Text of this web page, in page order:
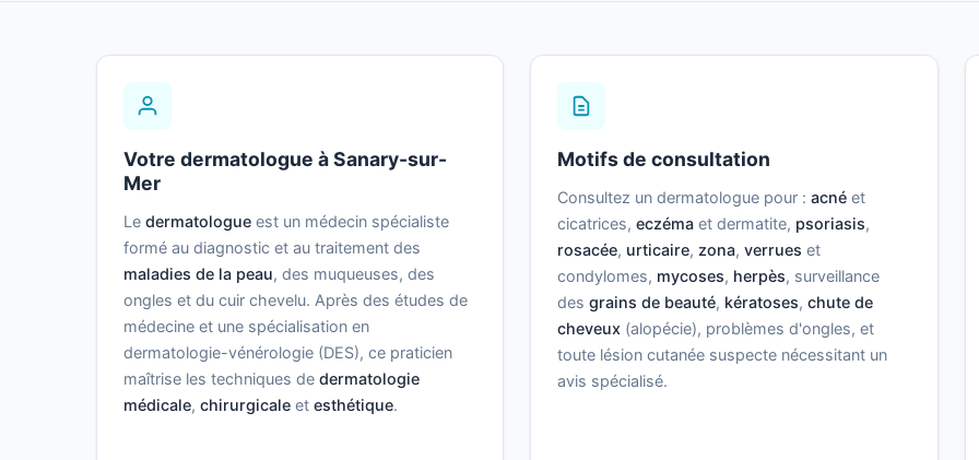
Votre dermatologue à Sanary-sur-
Mer
Le dermatologue est un médecin spécialiste
formé au diagnostic et au traitement des
maladies de la peau, des muqueuses, des
ongles et du cuir chevelu. Après des études de
médecine et une spécialisation en
dermatologie-vénérologie (DES), ce praticien
maîtrise les techniques de dermatologie
médicale, chirurgicale et esthétique.
Motifs de consultation
Consultez un dermatologue pour :acné et
cicatrices,eczéma et dermatite, psoriasis,
rosacée, urticaire, zona,verrues et
condylomes, mycoses, herpès, surveillance
desgrains de beauté, kératoses,chute de
cheveux (alopécie), problèmes d'ongles, et
toute lésion cutanée suspecte nécessitant un
avis spécialisé.